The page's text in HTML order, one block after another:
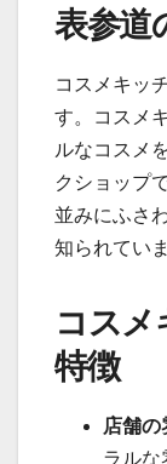
表参道
コスメキッ
す。コスメ
ルなコスメ
クショップ
並みにふさ
知られていま
コスメ
特徴
店舗の
ラルな